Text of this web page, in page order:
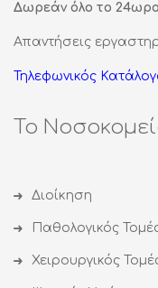
Δωρεάν όλο το 24ωρο
Απαντήσεις
Τηλεφωνικός
Το
Διοίκηση
Παθολογικός
Χειρουργικός